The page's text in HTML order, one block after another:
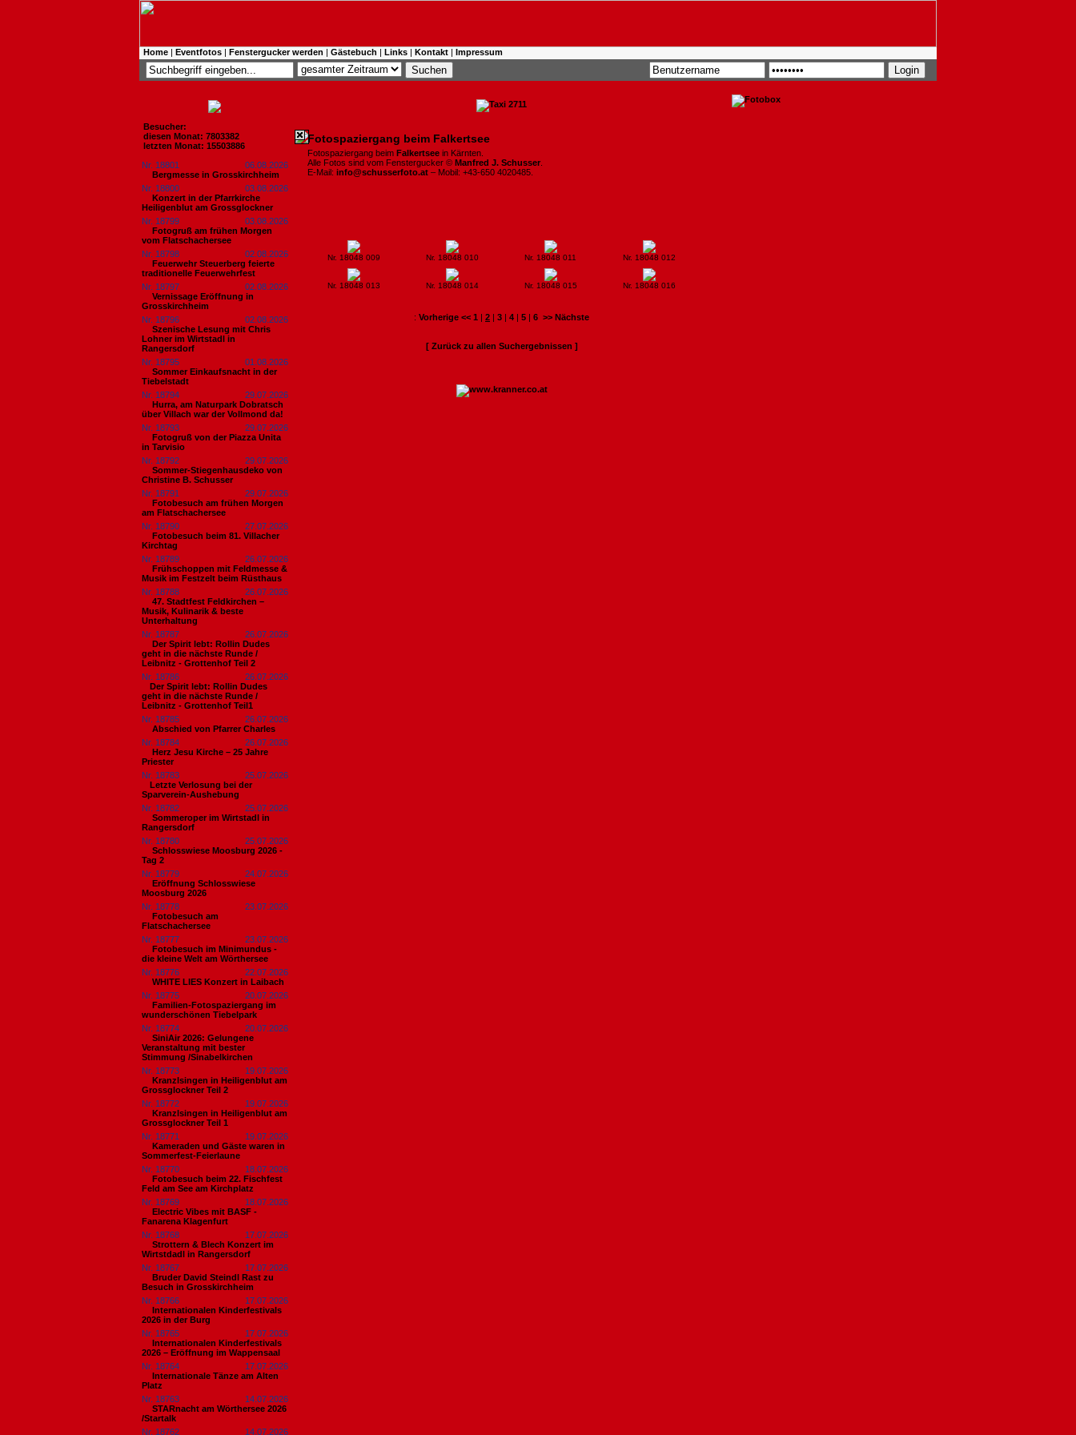
Home | Eventfotos | Fenstergucker werden | Gästebuch | Links | Kontakt | Impressum
Besucher:
diesen Monat: 7803382
letzten Monat: 15503886
Nr. 18801
06.08.2026
Bergmesse in Grosskirchheim
Nr. 18800
03.08.2026
Konzert in der Pfarrkirche
Heiligenblut am Grossglockner
Nr. 18799
03.08.2026
Fotogruß am frühen Morgen
vom Flatschachersee
Nr. 18798
02.08.2026
Feuerwehr Steuerberg feierte
traditionelle Feuerwehrfest
Nr. 18797
02.08.2026
Vernissage Eröffnung in
Grosskirchheim
Nr. 18796
02.08.2026
Szenische Lesung mit Chris
Lohner im Wirtstadl in
Rangersdorf
Nr. 18795
01.08.2026
Sommer Einkaufsnacht in der
Tiebelstadt
Nr. 18794
29.07.2026
Hurra, am Naturpark Dobratsch
über Villach war der Vollmond da!
Nr. 18793
29.07.2026
Fotogruß von der Piazza Unita
in Tarvisio
Nr. 18792
29.07.2026
Sommer-Stiegenhausdeko von
Christine B. Schusser
Nr. 18791
29.07.2026
Fotobesuch am frühen Morgen
am Flatschachersee
Nr. 18790
27.07.2026
Fotobesuch beim 81. Villacher
Kirchtag
Nr. 18789
26.07.2026
Frühschoppen mit Feldmesse &
Musik im Festzelt beim Rüsthaus
Nr. 18788
26.07.2026
47. Stadtfest Feldkirchen –
Musik, Kulinarik & beste
Unterhaltung
Nr. 18787
26.07.2026
Der Spirit lebt: Rollin Dudes
geht in die nächste Runde /
Leibnitz - Grottenhof Teil 2
Nr. 18786
26.07.2026
​Der Spirit lebt: Rollin Dudes
geht in die nächste Runde /
Leibnitz - Grottenhof Teil1
Nr. 18785
26.07.2026
Abschied von Pfarrer Charles
Nr. 18784
26.07.2026
Herz Jesu Kirche – 25 Jahre
Priester
Nr. 18783
25.07.2026
​Letzte Verlosung bei der
Sparverein-Aushebung
Nr. 18782
25.07.2026
Sommeroper im Wirtstadl in
Rangersdorf
Nr. 18780
25.07.2026
Schlosswiese Moosburg 2026 -
Tag 2
Nr. 18779
24.07.2026
Eröffnung Schlosswiese
Moosburg 2026
Nr. 18778
23.07.2026
Fotobesuch am
Flatschachersee
Nr. 18777
23.07.2026
Fotobesuch im Minimundus -
die kleine Welt am Wörthersee
Nr. 18776
22.07.2026
WHITE LIES Konzert in Laibach
Nr. 18775
20.07.2026
Familien-Fotospaziergang im
wunderschönen Tiebelpark
Nr. 18774
20.07.2026
SiniAir 2026: Gelungene
Veranstaltung mit bester
Stimmung /Sinabelkirchen
Nr. 18773
19.07.2026
Kranzlsingen in Heiligenblut am
Grossglockner Teil 2
Nr. 18772
19.07.2026
Kranzlsingen in Heiligenblut am
Grossglockner Teil 1
Nr. 18771
19.07.2026
Kameraden und Gäste waren in
Sommerfest-Feierlaune
Nr. 18770
18.07.2026
Fotobesuch beim 22. Fischfest
Feld am See am Kirchplatz
Nr. 18769
18.07.2026
Electric Vibes mit BASF -
Fanarena Klagenfurt
Nr. 18768
17.07.2026
Strottern & Blech Konzert im
Wirtstdadl in Rangersdorf
Nr. 18767
17.07.2026
Bruder David Steindl Rast zu
Besuch in Grosskirchheim
Nr. 18766
17.07.2026
Internationalen Kinderfestivals
2026 in der Burg
Nr. 18765
17.07.2026
Internationalen Kinderfestivals
2026 – Eröffnung im Wappensaal
Nr. 18764
17.07.2026
Internationale Tänze am Alten
Platz
Nr. 18763
14.07.2026
STARnacht am Wörthersee 2026
/Startalk
Nr. 18762
14.07.2026
Fotospaziergang beim Falkertsee
Fotospaziergang beim Falkertsee in Kärnten.
Alle Fotos sind vom Fenstergucker © Manfred J. Schusser
E-Mail: info@schusserfoto.at – Mobil: +43-650 4020485.
Nr. 18048 009 Nr. 18048 010 Nr. 18048 011 Nr. 18048 012
Nr. 18048 013 Nr. 18048 014 Nr. 18048 015 Nr. 18048 016
: Vorherige << 1 | 2 | 3 | 4 | 5 | 6 >> Nächste
[ Zurück zu allen Suchergebnissen ]